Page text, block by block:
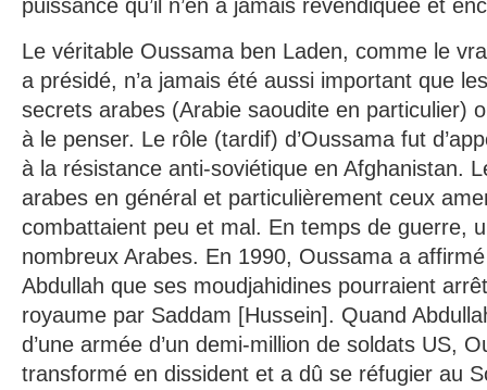
puissance qu’il n’en a jamais revendiquée et
Le véritable Oussama ben Laden, comme le
a présidé, n’a jamais été aussi important que
secrets arabes (Arabie saoudite en particulier)
à le penser. Le rôle (tardif) d’Oussama fut
à la résistance anti-soviétique en Afghanistan.
arabes en général et particulièrement ceux
combattaient peu et mal. En temps de guerre,
nombreux Arabes. En 1990, Oussama a
Abdullah que ses moudjahidines pourraient
royaume par Saddam [Hussein]. Quand
d’une armée d’un demi-million de soldats US,
transformé en dissident et a dû se réfugier au